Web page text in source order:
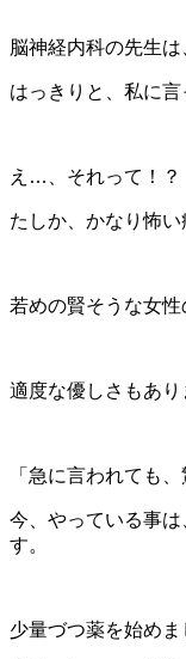
脳神経内科の先生は
はっきりと、私に言
え…、それって！？
たしか、かなり怖
若めの賢そうな女性
適度な優しさもあり
「急に言われても
今、やっている事
す。
少量づつ薬を始めま